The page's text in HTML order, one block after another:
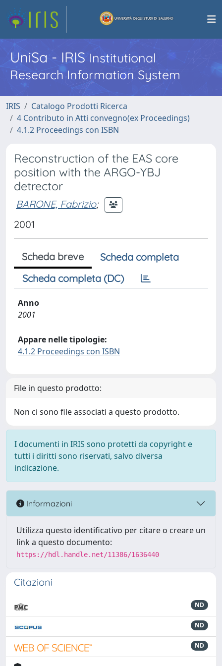
UniSa - IRISInstitutional
Research Information System
IRIS
Catalogo Prodotti Ricerca
4 Contributo in Atti convegno(ex Proceedings)
4.1.2 Proceedings con ISBN
Reconstruction of the EAS core
position with the ARGO-YBJ
detrector
BARONE, Fabrizio;
2001
Scheda breve
Scheda completa
Scheda completa (DC)
Anno
2001
Appare nelle tipologie:
4.1.2 Proceedings con ISBN
File in questo prodotto:
Non ci sono file associati a questo prodotto.
I documenti in IRIS sono protetti da copyright e
tutti i diritti sono riservati, salvo diversa
indicazione.
Informazioni
Utilizza questo identificativo per citare o creare un
link a questo documento:
https://hdl.handle.net/11386/1636440
Citazioni
ND
ND
ND